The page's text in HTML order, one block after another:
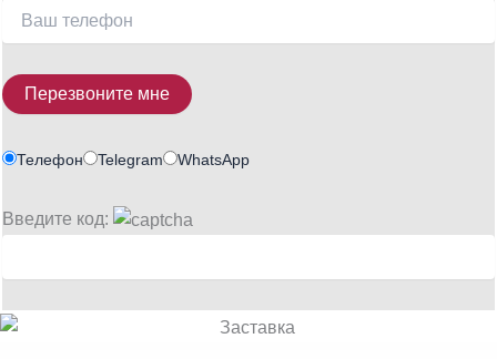
Телефон Telegram WhatsApp
Введите код: